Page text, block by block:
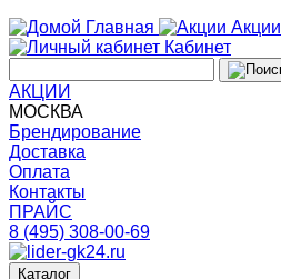
Главная
Акции
Кабинет
АКЦИИ
МОСКВА
Брендирование
Доставка
Оплата
Контакты
ПРАЙС
8 (495) 308-00-69
Каталог